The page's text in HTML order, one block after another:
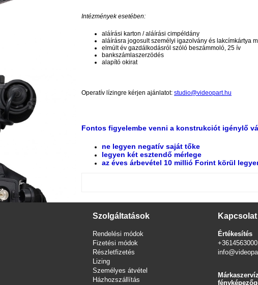
Intézmények esetében:
aláírási karton / aláírási cimpéldány
aláírásra jogosult személyi igazolvány és lakcímkártya
elmúlt év gazdálkodásról szóló beszámmoló, 25 ív
bankszámlaszerzödés
alapító okirat
Operatív lízingre kérjen ajánlatot: studio@videopart.hu
Fontos figyelembe venni a konstrukciót igénylő
ne legyen negatív saját tőke
legyen két esztendő mérlege
az éves árbevétel 10 millió Forint körül
Szolgáltatások
Rendelési módok
Fizetési módok
Részletfizetés
Lizing
Személyes átvétel
Házhozszállítás
Kapcsolat
Értékesítés